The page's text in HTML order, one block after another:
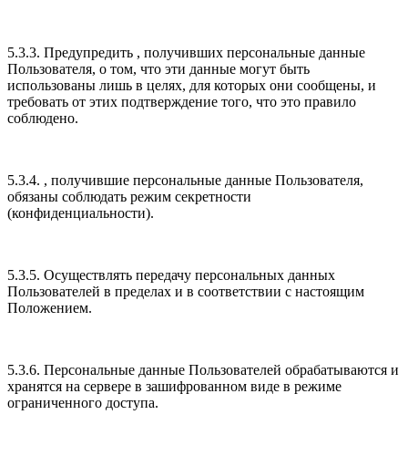
5.3.3. Предупредить , получивших персональные данные
Пользователя, о том, что эти данные могут быть
использованы лишь в целях, для которых они сообщены, и
требовать от этих подтверждение того, что это правило
соблюдено.
5.3.4. , получившие персональные данные Пользователя,
обязаны соблюдать режим секретности
(конфиденциальности).
5.3.5. Осуществлять передачу персональных данных
Пользователей в пределах и в соответствии с настоящим
Положением.
5.3.6. Персональные данные Пользователей обрабатываются и
хранятся на сервере в зашифрованном виде в режиме
ограниченного доступа.